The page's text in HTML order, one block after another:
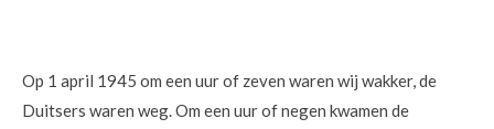
Op 1 april 1945 om een uur of zeven waren wij wakker, de
Duitsers waren weg. Om een uur of negen kwamen de